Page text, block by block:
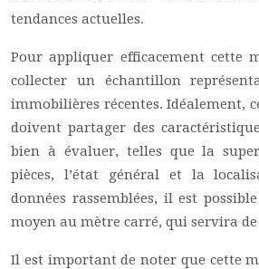
tendances actuelles.
Pour appliquer efficacement cette
collecter un échantillon
immobilières récentes. Idéalement,
doivent partager des
bien à évaluer, telles que la
pièces, l’état général et la
données rassemblées, il est
moyen au mètre carré, qui servira
Il est important de noter que cette